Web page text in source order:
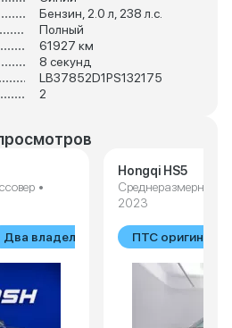
Бензин, 2.0 л, 238 л.с.
Полный
61927 км
8 секунд
LB37852D1PS132175
2
•
Два владельца
Hongqi HS5
Среднеразмерный
2023
ПТС оригинал